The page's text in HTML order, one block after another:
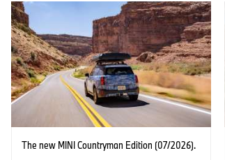
The new MINI Countryman Edition (07/2026).